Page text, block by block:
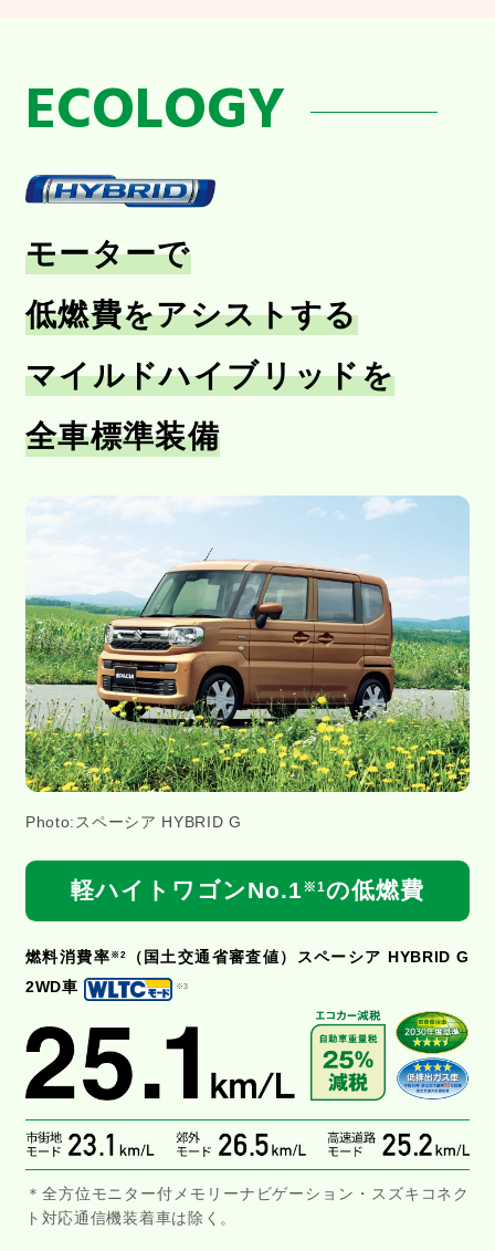
ECOLOGY
モーターで
低燃費をアシストする
マイルドハイブリッドを
全車標準装備
軽ハイトワゴンNo.1※1の低燃費
燃料消費率 ※2（国土交通省審査値）スペーシア HYBRID G
2WD車
※3
＊全方位モニター付メモリーナビゲーション・スズキコネク
ト対応通信機装着車は除く。
Photo:スペーシア HYBRID G